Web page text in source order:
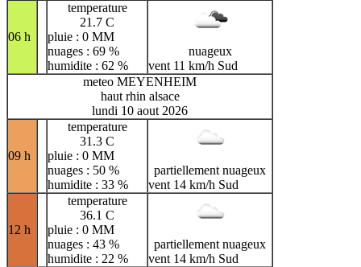
06 h
temperature
21.7 C
pluie : 0 MM
nuages : 69 %
humidite : 62 %
nuageux
vent 11 km/h Sud
meteo MEYENHEIM
haut rhin alsace
lundi 10 aout 2026
09 h
temperature
31.3 C
pluie : 0 MM
nuages : 50 %
humidite : 33 %
partiellement nuageux
vent 14 km/h Sud
12 h
temperature
36.1 C
pluie : 0 MM
nuages : 43 %
humidite : 22 %
partiellement nuageux
vent 14 km/h Sud